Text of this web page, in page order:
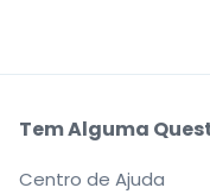
Tem Alguma
Centro de Ajuda